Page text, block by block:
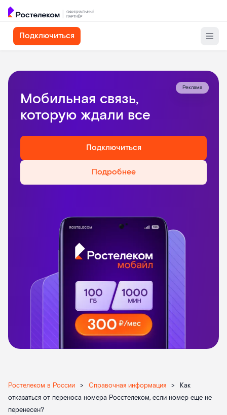
Подключиться
Мобильная связь,
которую ждали все
Подключиться
Подробнее
Реклама
Ростелеком в России > Справочная информация >
Как
отказаться от переноса номера Росстелеком, если номер еще не
перенесен?